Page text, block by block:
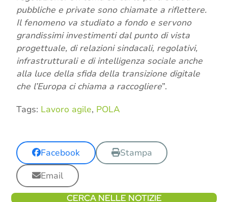
pubbliche e private sono chiamate a riflettere.
Il fenomeno va studiato a fondo e servono
grandissimi investimenti dal punto di vista
progettuale, di relazioni sindacali, regolativi,
infrastrutturali e di intelligenza sociale anche
alla luce della sfida della transizione digitale
che l’Europa ci chiama a raccogliere”.
Tags: Lavoro agile, POLA
Facebook
Stampa
Email
CERCA NELLE NOTIZIE